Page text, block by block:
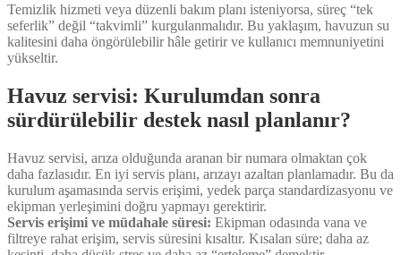
Temizlik hizmeti veya düzenli bakım planı isteniyorsa, süreç “tek
seferlik” değil “takvimli” kurgulanmalıdır. Bu yaklaşım, havuzun su
kalitesini daha öngörülebilir hâle getirir ve kullanıcı memnuniyetini
yükseltir.
Havuz servisi: Kurulumdan sonra
sürdürülebilir destek nasıl planlanır?
Havuz servisi, arıza olduğunda aranan bir numara olmaktan çok
daha fazlasıdır. En iyi servis planı, arızayı azaltan planlamadır. Bu da
kurulum aşamasında servis erişimi, yedek parça standardizasyonu ve
ekipman yerleşimini doğru yapmayı gerektirir.
Servis erişimi ve müdahale süresi: Ekipman odasında vana ve
filtreye rahat erişim, servis süresini kısaltır. Kısalan süre; daha az